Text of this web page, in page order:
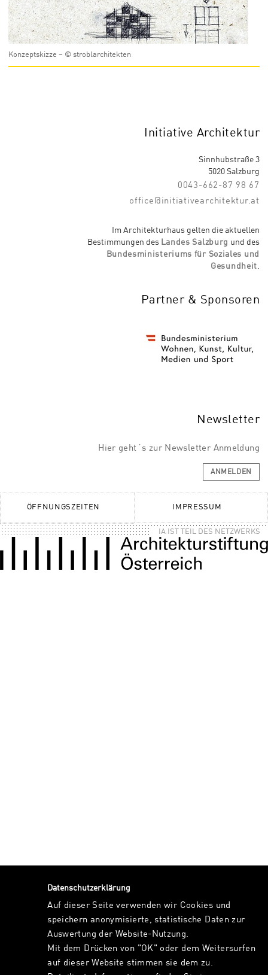
Konzeptskizze – © stroblarchitekten
Initiative Architektur
Sinnhubstraße 3
5020 Salzburg
0043-662-87 98 67
office@initiativearchitektur.at
Im Architekturhaus gelten die aktuellen
Bestimmungen des Landes Salzburg und des
Bundesministeriums für Soziales und
Gesundheit
Partner & Sponsoren
Newsletter
Hier geht´s zur Newsletter Anmeldung
ANMELDEN
ÖFFNUNGSZEITEN IMPRESSUM
IA IST TEIL DES NETZWERKS
Datenschutzerklärung
Auf dieser Seite verwenden wir Cookies und
speichern anonymisierte, statistische Daten zur
Auswertung der Website-Nutzung.
Mit dem Drücken von "OK" oder dem Weitersurfen
auf dieser Website stimmen sie dem zu.